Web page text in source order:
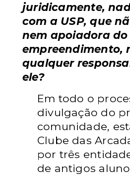
juridicamente,
com a USP, que
nem apoiadora do
empreendimento,
qualquer
ele?
Em todo o
divulgação do
comunidade,
Clube das
por três
de antigos